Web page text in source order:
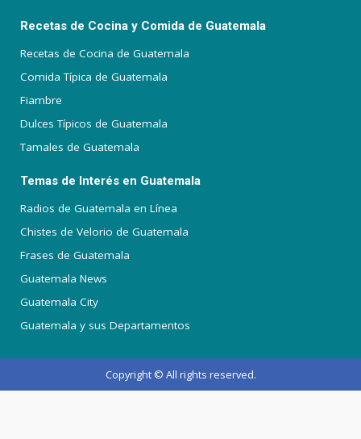
Recetas de Cocina y Comida de Guatemala
Recetas de Cocina de Guatemala
Comida Típica de Guatemala
Fiambre
Dulces Típicos de Guatemala
Tamales de Guatemala
Temas de Interés en Guatemala
Radios de Guatemala en Línea
Chistes de Velorio de Guatemala
Frases de Guatemala
Guatemala News
Guatemala City
Guatemala y sus Departamentos
Copyright © All rights reserved.